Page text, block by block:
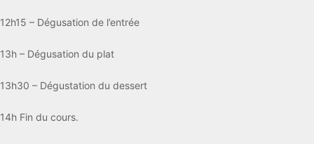
12h15 – Dégusation de l’entrée
13h – Dégusation du plat
13h30 – Dégustation du dessert
14h Fin du cours.